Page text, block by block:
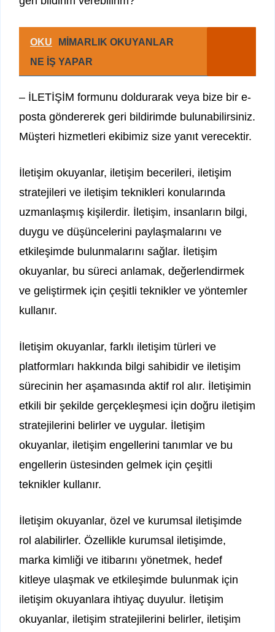
OKU
MİMARLIK OKUYANLAR
NE İŞ YAPAR
– İLETİŞİM formunu doldurarak veya bize bir e-
posta göndererek geri bildirimde bulunabilirsiniz.
Müşteri hizmetleri ekibimiz size yanıt verecektir.
İletişim okuyanlar, iletişim becerileri, iletişim
stratejileri ve iletişim teknikleri konularında
uzmanlaşmış kişilerdir. İletişim, insanların bilgi,
duygu ve düşüncelerini paylaşmalarını ve
etkileşimde bulunmalarını sağlar. İletişim
okuyanlar, bu süreci anlamak, değerlendirmek
ve geliştirmek için çeşitli teknikler ve yöntemler
kullanır.
İletişim okuyanlar, farklı iletişim türleri ve
platformları hakkında bilgi sahibidir ve iletişim
sürecinin her aşamasında aktif rol alır. İletişimin
etkili bir şekilde gerçekleşmesi için doğru iletişim
stratejilerini belirler ve uygular. İletişim
okuyanlar, iletişim engellerini tanımlar ve bu
engellerin üstesinden gelmek için çeşitli
teknikler kullanır.
İletişim okuyanlar, özel ve kurumsal iletişimde
rol alabilirler. Özellikle kurumsal iletişimde,
marka kimliği ve itibarını yönetmek, hedef
kitleye ulaşmak ve etkileşimde bulunmak için
iletişim okuyanlara ihtiyaç duyulur. İletişim
okuyanlar, iletişim stratejilerini belirler, iletişim